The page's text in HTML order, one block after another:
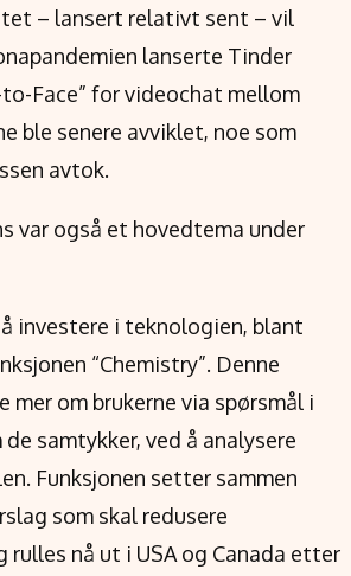
– lansert relativt sent – vil
lanserte Tinder
Face” for videochat mellom
ble senere avviklet, noe som
avtok.
var også et hovedtema under
investere i teknologien, blant
“Chemistry”. Denne
mer om brukerne via spørsmål i
samtykker, ved å analysere
Funksjonen setter sammen
som skal redusere
nå ut i USA og Canada etter